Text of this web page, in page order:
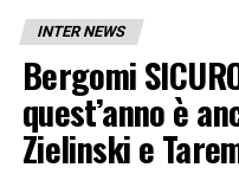
INTER NEWS
Bergomi
quest’anno è
Zielinski e